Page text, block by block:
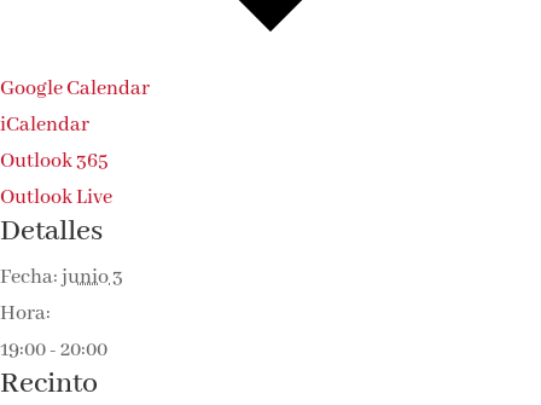
Google Calendar
iCalendar
Outlook 365
Outlook Live
Detalles
Fecha:junio 3
Hora:
19:00 - 20:00
Recinto